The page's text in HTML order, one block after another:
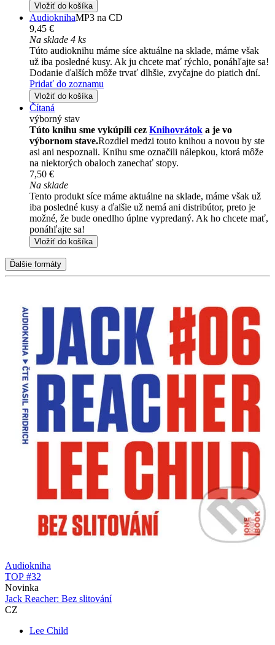
Vložiť do košíka
AudioknihaMP3 na CD
9,45 €
Na sklade 4 ks
Túto audioknihu máme síce aktuálne na sklade, máme však
už iba posledné kusy. Ak ju chcete mať rýchlo, ponáhľajte sa!
Dodanie ďalších môže trvať dlhšie, zvyčajne do piatich dní.
Pridať do zoznamu
Vložiť do košíka
Čítaná
výborný stav
Túto knihu sme vykúpili cez Knihovrátok a je vo
výbornom stave.Rozdiel medzi touto knihou a novou by ste
asi ani nespoznali. Knihu sme označili nálepkou, ktorá môže
na niektorých obaloch zanechať stopy.
7,50 €
Na sklade
Tento produkt síce máme aktuálne na sklade, máme však už
iba posledné kusy a ďalšie už nemá ani distribútor, preto je
možné, že bude onedlho úplne vypredaný. Ak ho chcete mať,
ponáhľajte sa!
Vložiť do košíka
Ďalšie formáty
Audiokniha
TOP #32
Novinka
Jack Reacher: Bez slitování
CZ
Lee Child